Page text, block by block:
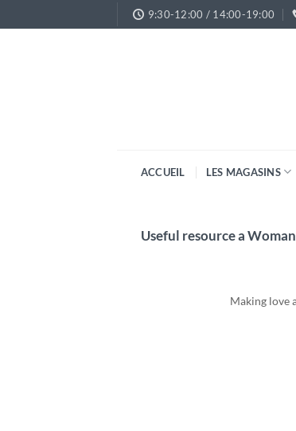
au
9:30-12:00 / 14:00-19:00
ACCUEIL LES MAGASINS
Useful resource a
Making love